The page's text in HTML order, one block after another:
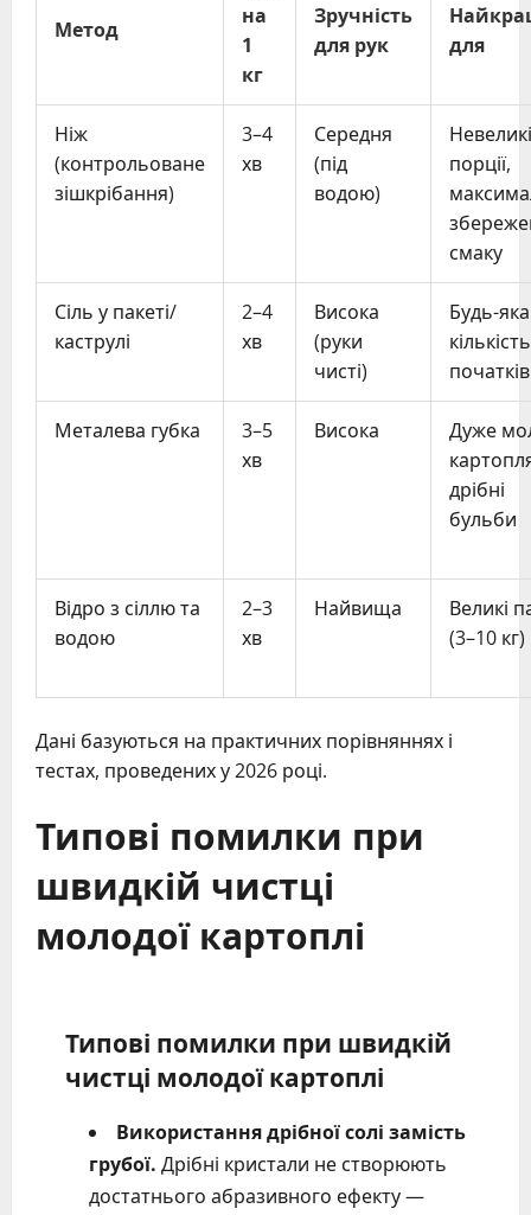
Метод
на
1
кг
Зручність
для рук
для
Ніж
(контрольоване
зішкрібання)
3–4
хв
Середня
(під
водою)
Невеликі
порції,
смаку
Сіль у пакеті/
каструлі
2–4
хв
Висока
(руки
чисті)
Будь-яка
Металева губка
3–5
хв
Висока
Дуже
дрібні
бульби
Відро з сіллю та
водою
2–3
хв
Найвища
Великі
(3–10 кг)
Дані базуються на практичних порівняннях і
тестах, проведених у 2026 році.
Типові помилки при
швидкій чистці
молодої картоплі
Типові помилки при швидкій
чистці молодої картоплі
Використання дрібної солі замість
грубої. Дрібні кристали не створюють
достатнього абразивного ефекту —